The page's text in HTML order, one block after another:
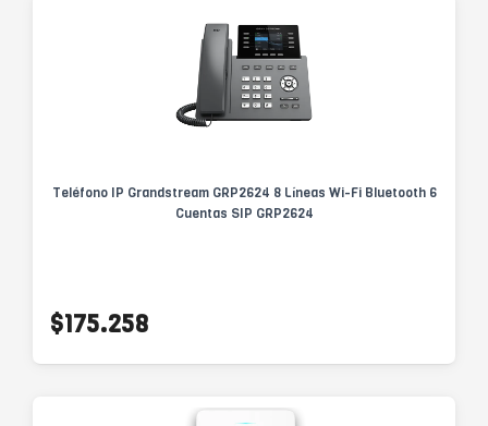
Teléfono IP Grandstream GRP2624 8 Líneas Wi-Fi Bluetooth 6
Cuentas SIP GRP2624
$175.258